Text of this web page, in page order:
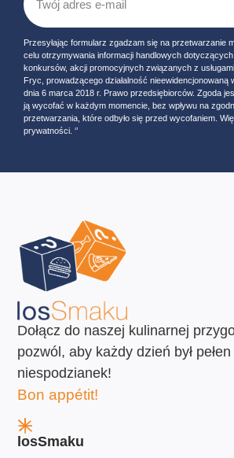
Przesyłając formularz zgadzam się na przetwarzanie
celu otrzymywania informacji handlowych
konkursów, akcji promocyjnych związanych z
Fryc, prowadzącego działalność nieewidencjonowaną
dnia 6 marca 2018 r. Prawo przedsiębiorców. Zgoda
ją wycofać w każdym momencie, bez wpływu na
przetwarzania, które odbyło się przed wycofaniem.
prywatności. ‘’
Dołącz do naszej kulinarnej
pozwól, aby każdy dzień był
niespodzianek!
Bon appétit!
losSmaku